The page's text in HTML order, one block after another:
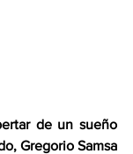
de un sueño
Gregorio Samsa